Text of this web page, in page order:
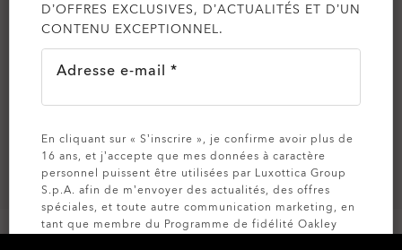
D’OFFRES EXCLUSIVES, D’ACTUALITÉS ET D’UN
CONTENU EXCEPTIONNEL.
Adresse e-mail *
En cliquant sur « S’inscrire », je confirme avoir plus de
16 ans, et j’accepte que mes données à caractère
personnel puissent être utilisées par Luxottica Group
S.p.A. afin de m’envoyer des actualités, des offres
spéciales, et toute autre communication marketing, en
tant que membre du Programme de fidélité Oakley